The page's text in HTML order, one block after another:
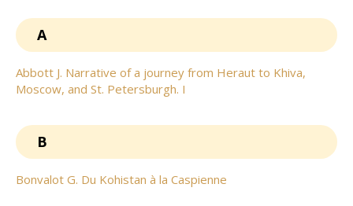
A
Abbott J. Narrative of a journey from Heraut to Khiva,
Moscow, and St. Petersburgh. I
B
Bonvalot G. Du Kohistan à la Caspienne